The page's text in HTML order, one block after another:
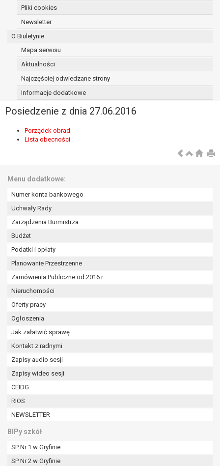
Pliki cookies
Newsletter
O Biuletynie
Mapa serwisu
Aktualności
Najczęściej odwiedzane strony
Informacje dodatkowe
Posiedzenie z dnia 27.06.2016
Porządek obrad
Lista obecności
Menu dodatkowe:
Numer konta bankowego
Uchwały Rady
Zarządzenia Burmistrza
Budżet
Podatki i opłaty
Planowanie Przestrzenne
Zamówienia Publiczne od 2016 r.
Nieruchomości
Oferty pracy
Ogłoszenia
Jak załatwić sprawę
Kontakt z radnymi
Zapisy audio sesji
Zapisy wideo sesji
CEIDG
RIOS
NEWSLETTER
BIPy szkół
SP Nr 1 w Gryfinie
SP Nr 2 w Gryfinie
stronie administratora są nadrzędne
podstawie art. 20 RODO, w przypadku gdy
łącznie spełnione są następujące przesłanki:
przetwarzanie danych odbywa się na
podstawie umowy zawartej z osobą,
której dane dotyczą lub na podstawie
zgody wyrażonej przez tą osobę,
przetwarzanie odbywa się w sposób
prawo sprzeciwu wobec przetwarzania
przetwarzania danych osobowych, którego
interesie publicznym lub w ramach
powierzonej administratorowi bądź
realizowanych przez administratora
lub przez stronę trzecią.
że wykaże on istnienie ważnych prawnie
wolności osoby, której dane dotyczą, lub
podstaw do ustalenia, dochodzenia lub
na przetwarzanie danych osobowych (art. 6 ust. 1
cofnięcia tej zgody w dowolnym momencie.
Cofnięcie to nie ma wpływu na zgodność